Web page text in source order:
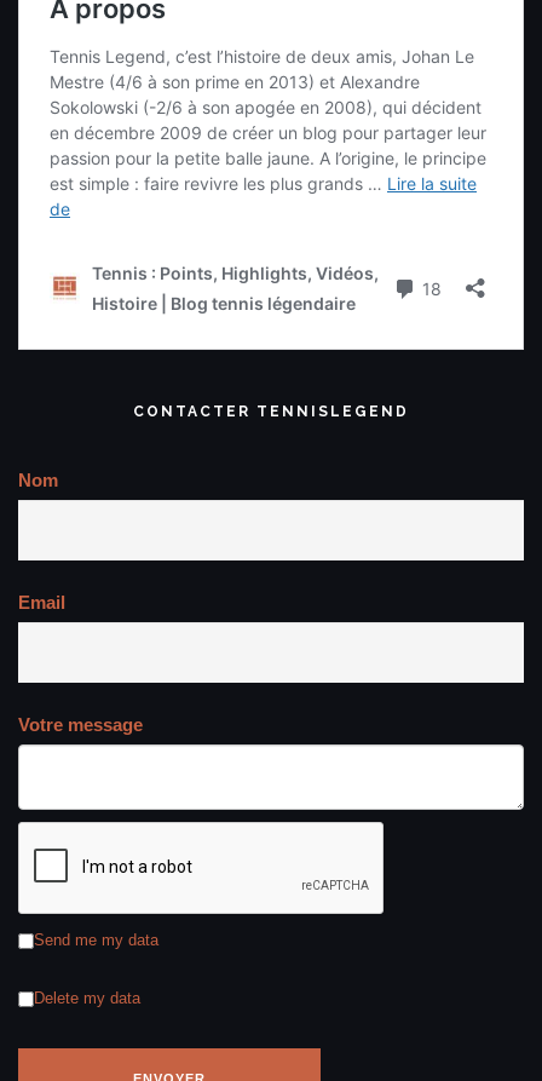
CONTACTER TENNISLEGEND
Nom
Email
Votre message
Send me my data
Delete my data